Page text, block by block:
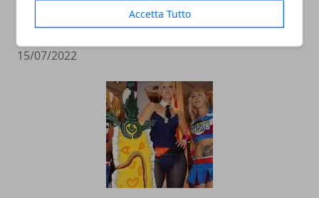
Accetta Tutto
La scienza conferma: I videogame fanno
bene al cervello
15/07/2022